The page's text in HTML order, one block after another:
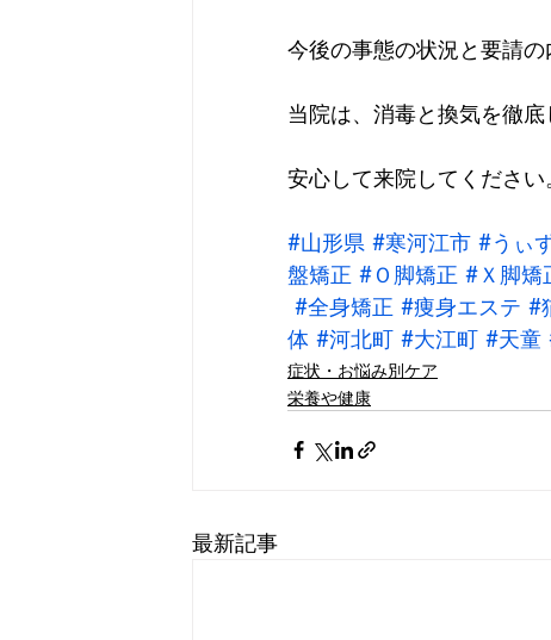
今後の事態の状況と要請の
当院は、消毒と換気を徹底
安心して来院してください。
#山形県 #寒河江市 #うぃ
盤矯正 #Ｏ脚矯正 #Ｘ脚矯
#全身矯正 #痩身エステ #
体 #河北町 #大江町 #天童
症状・お悩み別ケア
栄養や健康
最新記事